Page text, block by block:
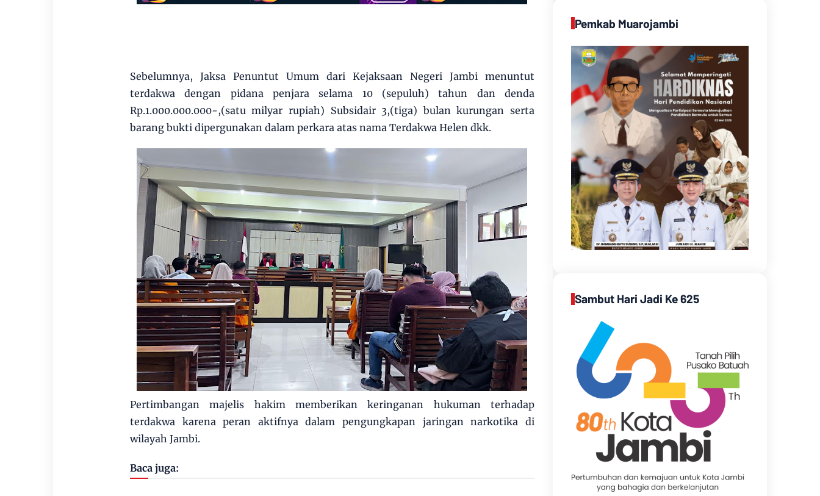
Sebelumnya, Jaksa Penuntut Umum dari Kejaksaan Negeri Jambi menuntut
terdakwa dengan pidana penjara selama 10 (sepuluh) tahun dan denda
Rp.1.000.000.000-,(satu milyar rupiah) Subsidair 3,(tiga) bulan kurungan serta
barang bukti dipergunakan dalam perkara atas nama Terdakwa Helen dkk.
Pertimbangan majelis hakim memberikan keringanan hukuman terhadap
terdakwa karena peran aktifnya dalam pengungkapan jaringan narkotika di
wilayah Jambi.
Baca juga:
Pemkab Muarojambi
Sambut Hari Jadi Ke 625